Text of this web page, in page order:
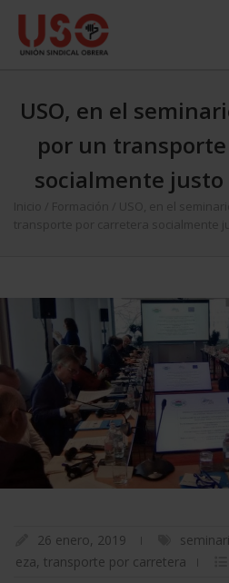
USO, en el
por un
socialmente
Inicio Formación
USO, en el
transporte por carretera socialmente
26 enero, 2019
eza, transporte por carretera